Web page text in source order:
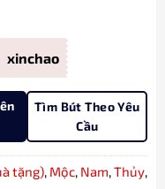
xinchao
Tìm Bút Theo Yêu
Cầu
tặng), Mộc, Nam,Thủy,